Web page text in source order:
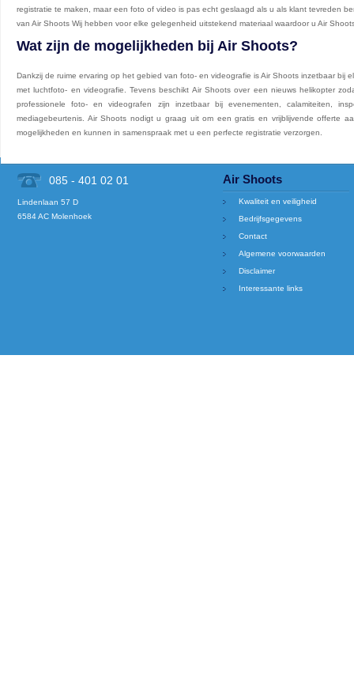
registratie te maken, maar een foto of video is pas echt geslaagd als u als klant tevreden
van Air Shoots Wij hebben voor elke gelegenheid uitstekend materiaal waardoor u Air
Wat zijn de mogelijkheden bij Air Shoots?
Dankzij de ruime ervaring op het gebied van foto- en videografie is Air Shoots inzetbaar bij
met luchtfoto- en videografie. Tevens beschikt Air Shoots over een nieuws helikopter
professionele foto- en videografen zijn inzetbaar bij evenementen, calamiteiten,
mediagebeurtenis. Air Shoots nodigt u graag uit om een gratis en vrijblijvende offerte
mogelijkheden en kunnen in samenspraak met u een perfecte registratie verzorgen.
085 - 401 02 01
Lindenlaan 57 D
6584 AC Molenhoek
Air Shoots
Kwaliteit en veiligheid
Bedrijfsgegevens
Contact
Algemene voorwaarden
Disclaimer
Interessante links